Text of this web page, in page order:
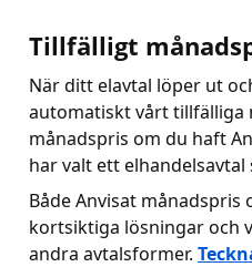
Tillfälligt
När ditt elavtal löper ut
automatiskt vårt tillfälliga
månadspris om du haft
har valt ett elhandelsavtal
Både Anvisat
kortsiktiga lösningar och
andra avtalsformer.